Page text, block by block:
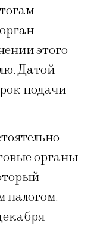
этого
Датой
подачи
органы
налогом.